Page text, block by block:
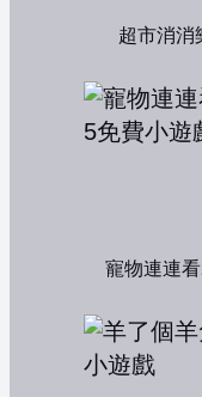
超市消消
寵物連連